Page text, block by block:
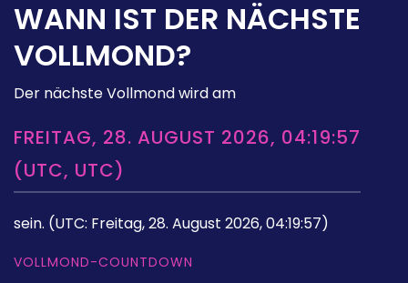
WANN IST DER NÄCHSTE
VOLLMOND?
Der nächste Vollmond wird am
FREITAG, 28. AUGUST 2026, 04:19:57
(UTC, UTC)
sein. (UTC: Freitag, 28. August 2026, 04:19:57)
VOLLMOND-COUNTDOWN